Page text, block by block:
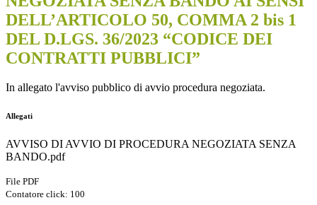
DELL’ARTICOLO 50, COMMA 2 bis 1
DEL D.LGS. 36/2023 “CODICE DEI
CONTRATTI PUBBLICI”
In allegato l'avviso pubblico di avvio procedura negoziata.
Allegati
AVVISO DI AVVIO DI PROCEDURA NEGOZIATA SENZA
BANDO.pdf
File PDF
Contatore click: 100